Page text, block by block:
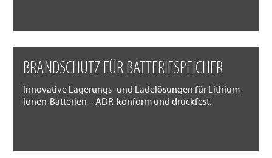
BRANDSCHUTZ FÜR BATTERIESPEICHER
Innovative Lagerungs- und Ladelösungen für Lithium-
Ionen-Batterien – ADR-konform und druckfest.